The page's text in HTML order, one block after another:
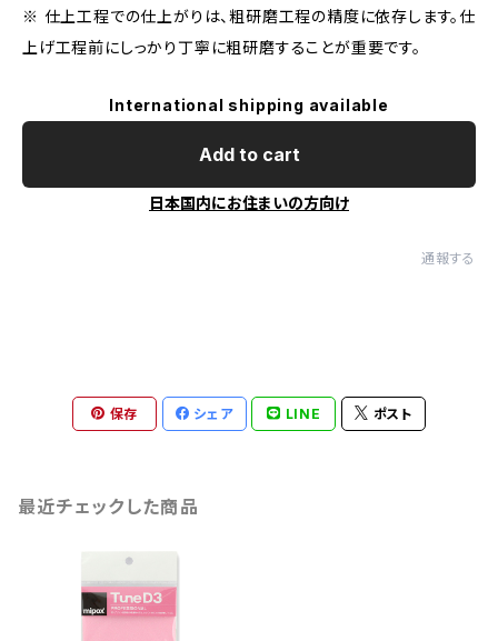
※ 仕上工程での仕上がりは、粗研磨工程の精度に依存します。仕
上げ工程前にしっかり丁寧に粗研磨することが重要です。
International shipping available
Add to cart
日本国内にお住まいの方向け
通報する
保存 シェア LINE ポスト
最近チェックした商品